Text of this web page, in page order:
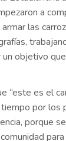
a
las
un objetivo
“este es el
por los
porque